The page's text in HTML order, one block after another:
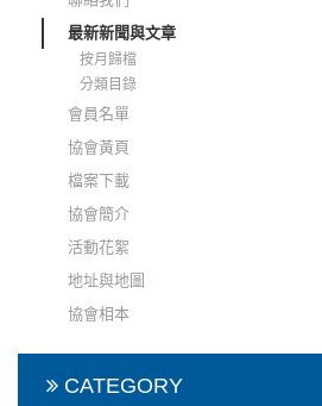
最新新聞與文章
按月歸檔
分類目錄
會員名單
協會黃頁
檔案下載
協會簡介
活動花絮
地址與地圖
協會相本
CATEGORY